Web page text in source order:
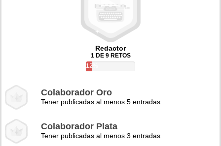
Redactor
1 DE 9 RETOS
12%
Colaborador Oro
Tener publicadas al menos 5 entradas
Colaborador Plata
Tener publicadas al menos 3 entradas